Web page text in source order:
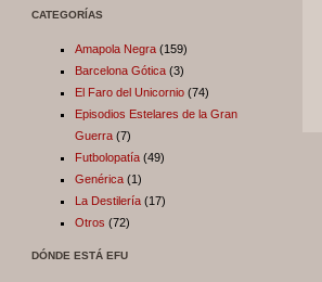
CATEGORÍAS
Amapola Negra (159)
Barcelona Gótica (3)
El Faro del Unicornio (74)
Episodios Estelares de la Gran
Guerra (7)
Futbolopatía (49)
Genérica (1)
La Destilería (17)
Otros (72)
DÓNDE ESTÁ EFU